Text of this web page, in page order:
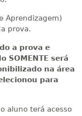
Aprendizagem)
prova.
a prova e
SOMENTE será
na área
para
aluno terá acesso